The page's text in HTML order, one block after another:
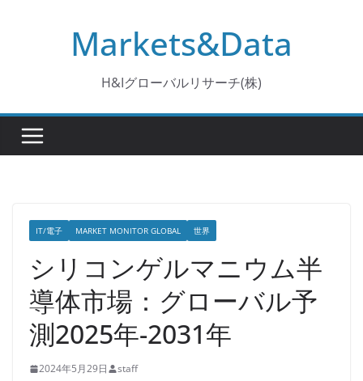
Markets&Data
H&Iグローバルリサーチ(株)
IT/電子 MARKET MONITOR GLOBAL 世界
シリコンゲルマニウム半
導体市場：グローバル予
測2025年-2031年
2024年5月29日 staff